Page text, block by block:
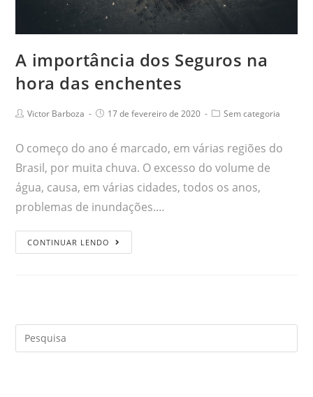
A importância dos Seguros na
hora das enchentes
Victor Barboza 17 de fevereiro de 2020 Sem categoria
O começo do ano é marcado, em várias regiões do
Brasil, por muita chuva. O excesso do volume de
água, causa, em várias cidades, todos os anos,
problemas de inundações.…
CONTINUAR LENDO